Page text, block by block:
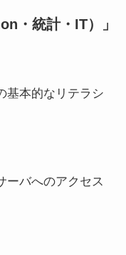
・統計・IT）」
基本的なリテラシ
ーバへのアクセス